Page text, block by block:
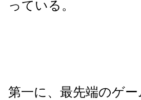
っている。
第一に、最先端のゲ